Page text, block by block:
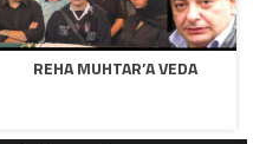
REHA MUHTAR’A VEDA